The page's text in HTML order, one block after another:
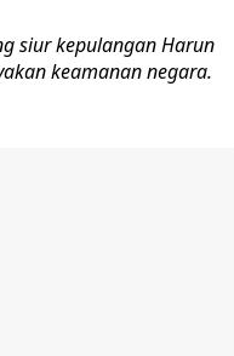
siur kepulangan Harun
keamanan negara.